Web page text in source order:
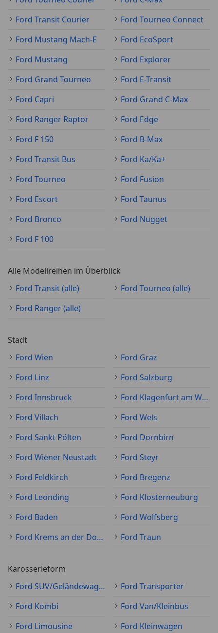
Ford Transit Courier
Ford Tourneo Connect
Ford Mustang Mach-E
Ford EcoSport
Ford Mustang
Ford Explorer
Ford Grand Tourneo
Ford E-Transit
Ford Capri
Ford Grand C-Max
Ford Ranger Raptor
Ford Edge
Ford F 150
Ford B-Max
Ford Transit Bus
Ford Ka/Ka+
Ford Tourneo
Ford Fusion
Ford Escort
Ford Taunus
Ford Bronco
Ford Nugget
Ford F 100
Alle Modellreihen im Überblick
Ford Transit (alle)
Ford Tourneo (alle)
Ford Ranger (alle)
Stadt
Ford Wien
Ford Graz
Ford Linz
Ford Salzburg
Ford Innsbruck
Ford Klagenfurt am Wörthersee
Ford Villach
Ford Wels
Ford Sankt Pölten
Ford Dornbirn
Ford Wiener Neustadt
Ford Steyr
Ford Feldkirch
Ford Bregenz
Ford Leonding
Ford Klosterneuburg
Ford Baden
Ford Wolfsberg
Ford Krems an der Donau
Ford Traun
Karosserieform
Ford SUV/Geländewagen/Pickup
Ford Transporter
Ford Kombi
Ford Van/Kleinbus
Ford Limousine
Ford Kleinwagen